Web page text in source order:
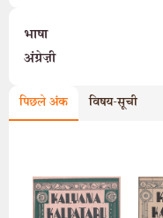
भाषा
अंग्रेज़ी
पिछले अंक विषय-सूची